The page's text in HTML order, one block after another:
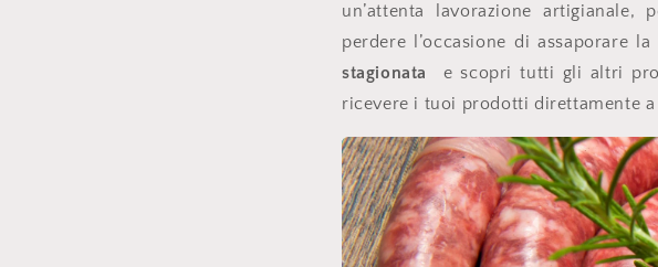
un’attenta lavorazione
perdere l’occasione di assaporare
stagionata
e scopri tutti gli altri
ricevere i tuoi prodotti direttamente a